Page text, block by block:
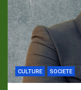
CULTURE SOCIETE